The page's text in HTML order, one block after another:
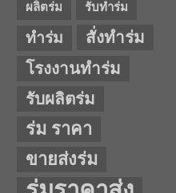
ผลิตร่ม รับทำร่ม
ทำร่ม
สั่งทำร่ม
โรงงานทำร่ม
รับผลิตร่ม
ร่ม ราคา
ขายส่งร่ม